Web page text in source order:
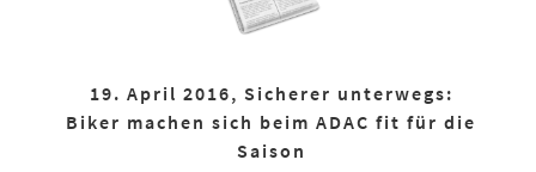
19. April 2016, Sicherer unterwegs:
Biker machen sich beim ADAC fit für die
Saison